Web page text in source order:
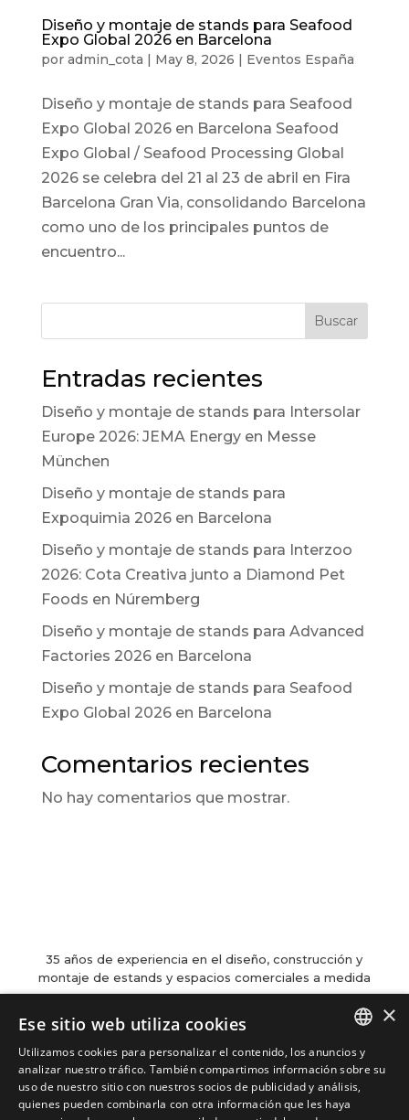
Diseño y montaje de stands para Seafood
Expo Global 2026 en Barcelona
por admin_cota | May 8, 2026 | Eventos España
Diseño y montaje de stands para Seafood
Expo Global 2026 en Barcelona Seafood
Expo Global / Seafood Processing Global
2026 se celebra del 21 al 23 de abril en Fira
Barcelona Gran Via, consolidando Barcelona
como uno de los principales puntos de
encuentro...
Buscar
Entradas recientes
Diseño y montaje de stands para Intersolar
Europe 2026: JEMA Energy en Messe
München
Diseño y montaje de stands para
Expoquimia 2026 en Barcelona
Diseño y montaje de stands para Interzoo
2026: Cota Creativa junto a Diamond Pet
Foods en Núremberg
Diseño y montaje de stands para Advanced
Factories 2026 en Barcelona
Diseño y montaje de stands para Seafood
Expo Global 2026 en Barcelona
Comentarios recientes
No hay comentarios que mostrar.
35 años de experiencia en el diseño, construcción y
montaje de estands y espacios comerciales a medida
Contacto

Carrer de Martí l’Humà, 4-6-8, Local 7-B,
08850 Gavà, Barcelona
 informacion@cotacreativa.com
SPANISH
CATALAN
×
Ese sitio web utiliza cookies
Utilizamos cookies para personalizar el contenido, los anuncios y
analizar nuestro tráfico. También compartimos información sobre su
uso de nuestro sitio con nuestros socios de publicidad y análisis,
quienes pueden combinarla con otra información que les haya